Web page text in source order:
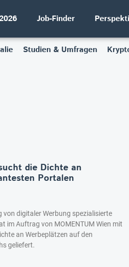
Job-Finder
Studien & Umfragen
die Dichte an
Portalen
digitaler Werbung spezialisierte
im Auftrag von MOMENTUM Wien mit
an Werbeplätzen auf den
geliefert.